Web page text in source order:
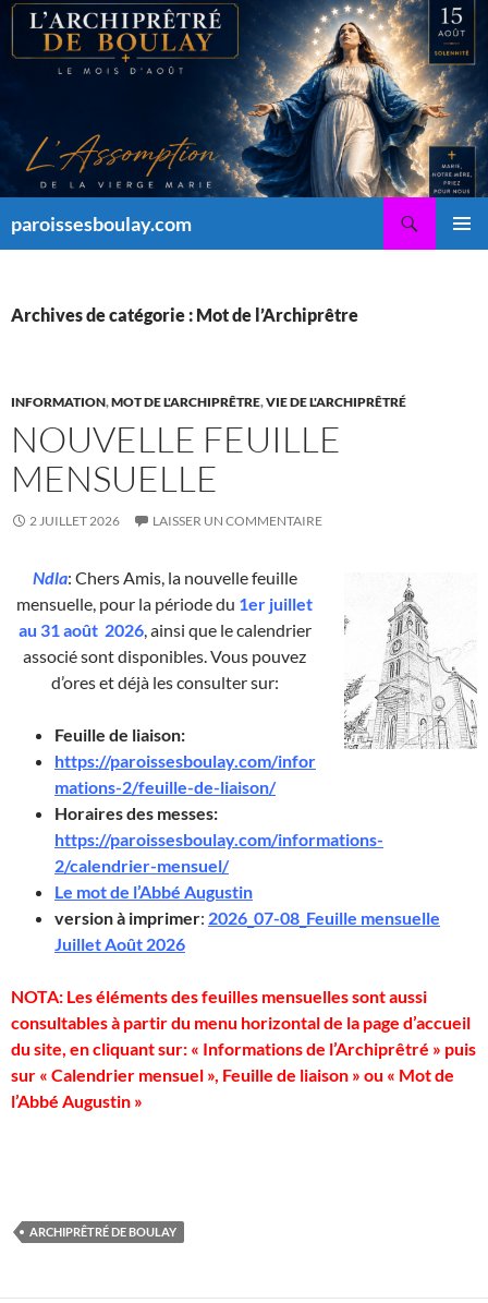
Aller
contenu
paroissesboulay.com
Archives de catégorie : Mot de l’Archiprêtre
INFORMATION,MOT DE L'ARCHIPRÊTRE,VIE DE L'ARCHIPRÊTRÉ
NOUVELLE FEUILLE
MENSUELLE
2 JUILLET 2026 LAISSER UN COMMENTAIRE
Ndla: Chers Amis, la nouvelle feuille
mensuelle, pour la période du 1er juillet
au 31 août 2026, ainsi que le calendrier
associé sont disponibles. Vous pouvez
d’ores et déjà les consulter sur:
Feuille de liaison:
https://paroissesboulay.com/infor
mations-2/feuille-de-liaison/
Horaires des messes:
https://paroissesboulay.com/informations-
2/calendrier-mensuel/
Le mot de l’Abbé Augustin
version à imprimer: 2026_07-08_Feuille mensuelle
Juillet Août 2026
NOTA: Les éléments des feuilles mensuelles sont aussi
consultables à partir du menu horizontal de la page d’accueil
du site, en cliquant sur: « Informations de l’Archiprêtré » puis
sur « Calendrier mensuel », Feuille de liaison » ou « Mot de
l’Abbé Augustin »
ARCHIPRÊTRÉ DE BOULAY